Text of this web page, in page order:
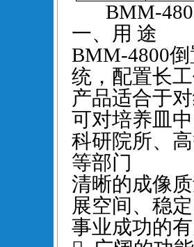
BMM-
一、用 途
BMM-4800
统，配置长
产品适合于
可对培养皿
科研院所、
等部门
清晰的成像
展空间、稳
事业成功的